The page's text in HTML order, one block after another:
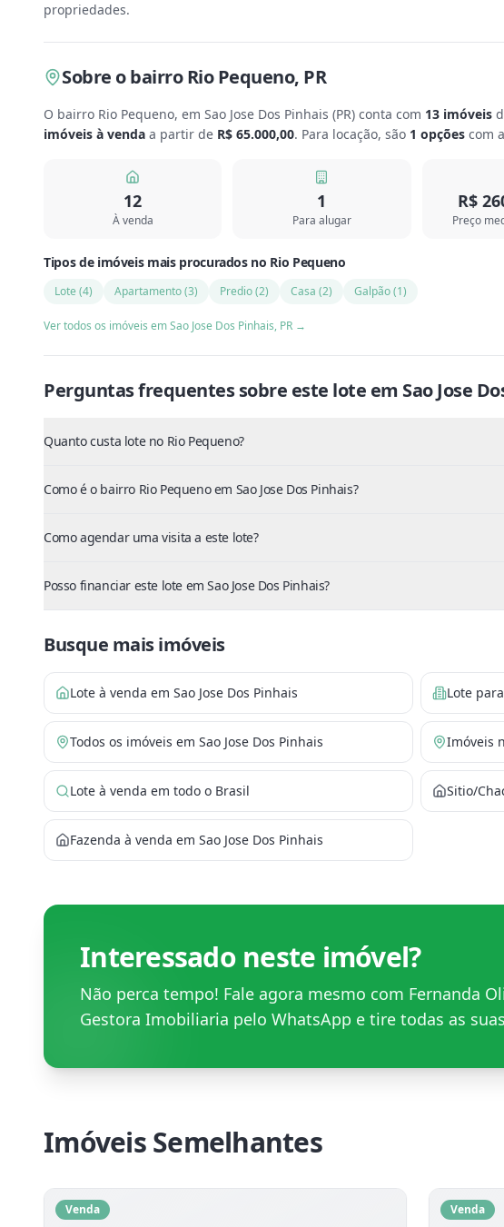
propriedades.
Sobre o bairro Rio Pequeno, PR
O bairro Rio Pequeno, em Sao Jose Dos Pinhais (PR) conta com 13 imóveis
imóveis à venda a partir de R$ 65.000,00. Para locação, são 1 opções com
12
À venda
1
Para alugar
R$
Preço
Tipos de imóveis mais procurados no Rio Pequeno
Lote (4) Apartamento(3) Predio(2) Casa (2) Galpão(1)
Ver todos os imóveis emSao Jose Dos Pinhais, PR →
Perguntas frequentes sobre este lote em Sao Jose
Quanto custa lote no Rio Pequeno?
Como é o bairro Rio Pequeno em Sao Jose Dos Pinhais?
Como agendar uma visita a este lote?
Posso financiar este lote em Sao Jose Dos Pinhais?
Busque mais imóveis
Lote à venda em Sao Jose Dos Pinhais Lote
Todos os imóveis em Sao Jose Dos Pinhais Imóveis
Lote à venda em todo o Brasil Sitio/
Fazenda à venda em Sao Jose Dos Pinhais
Interessado neste imóvel?
Não perca tempo! Fale agora mesmo com Fernanda
Gestora Imobiliaria pelo WhatsApp e tire todas as
Imóveis Semelhantes
Venda Venda